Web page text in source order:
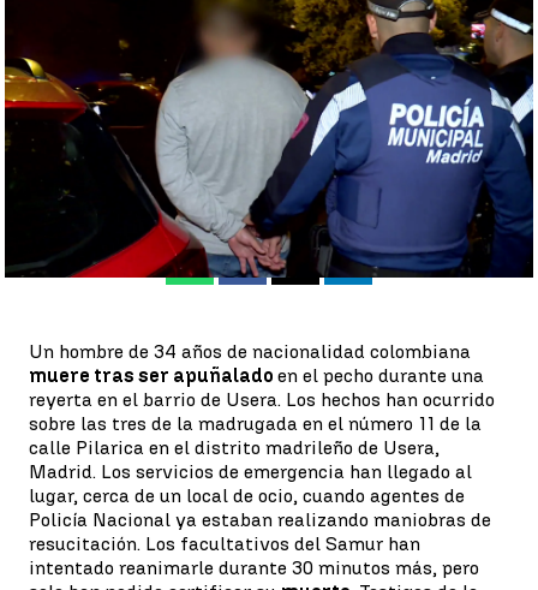
Antena 3 Noticias
Ainhoa Lujambio
Publicado:
08 de octubre de 2022, 18:46
WhatsappFacebook Linkedin
Un hombre de 34 años de nacionalidad colombiana
muere tras ser apuñalado en el pecho durante una
reyerta en el barrio de Usera. Los hechos han ocurrido
sobre las tres de la madrugada en el número 11 de la
calle Pilarica en el distrito madrileño de Usera,
Madrid. Los servicios de emergencia han llegado al
lugar, cerca de un local de ocio, cuando agentes de
Policía Nacional ya estaban realizando maniobras de
resucitación. Los facultativos del Samur han
intentado reanimarle durante 30 minutos más, pero